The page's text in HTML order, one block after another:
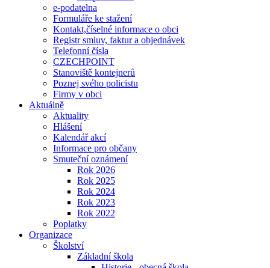
e-podatelna
Formuláře ke stažení
Kontakt,číselné informace o obci
Registr smluv, faktur a objednávek
Telefonní čísla
CZECHPOINT
Stanoviště kontejnerů
Poznej svého policistu
Firmy v obci
Aktuálně
Aktuality
Hlášení
Kalendář akcí
Informace pro občany
Smuteční oznámení
Rok 2026
Rok 2025
Rok 2024
Rok 2023
Rok 2022
Poplatky
Organizace
Školství
Základní škola